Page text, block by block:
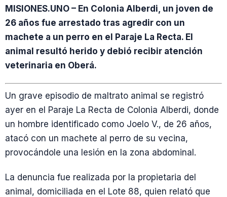
MISIONES.UNO – En Colonia Alberdi, un joven de
26 años fue arrestado tras agredir con un
machete a un perro en el Paraje La Recta. El
animal resultó herido y debió recibir atención
veterinaria en Oberá.
Un grave episodio de maltrato animal se registró
ayer en el Paraje La Recta de Colonia Alberdi, donde
un hombre identificado como Joelo V., de 26 años,
atacó con un machete al perro de su vecina,
provocándole una lesión en la zona abdominal.
La denuncia fue realizada por la propietaria del
animal, domiciliada en el Lote 88, quien relató que